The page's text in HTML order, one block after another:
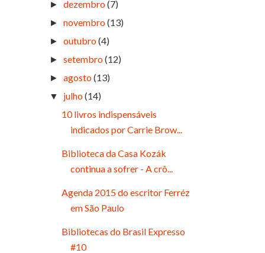
►dezembro(7)
►novembro(13)
►outubro(4)
►setembro(12)
►agosto(13)
▼ julho(14)
10 livros indispensáveis
indicados por Carrie Brow...
Biblioteca da Casa Kozák
continua a sofrer - A crô...
Agenda 2015 do escritor Ferréz
em São Paulo
Bibliotecas do Brasil Expresso
#10